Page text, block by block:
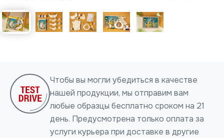
Чтобы вы могли убедиться в качестве
нашей продукции, мы отправим вам
любые образцы бесплатно сроком на 21
день. Предусмотрена только оплата за
услуги курьера при доставке в другие
Нажимая на кнопку, я даю согласие на обработку